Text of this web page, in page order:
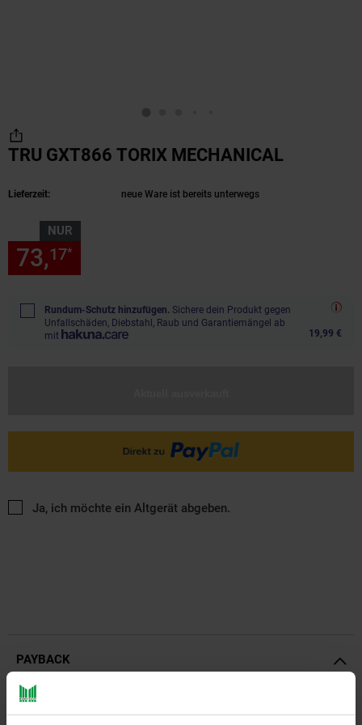
TRU GXT866 TORIX MECHANICAL
Lieferzeit: neue Ware ist bereits unterwegs
NUR
73,17*
Rundum-Schutz hinzufügen. Sichere dein Produkt gegen
Unfallschäden, Diebstahl, Raub und Garantiemängel ab
mit
19,99 €
Ja, ich möchte ein Altgerät abgeben.
PAYBACK
Payback Punkte